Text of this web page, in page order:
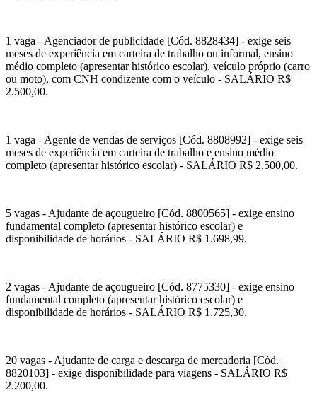
1 vaga - Agenciador de publicidade [Cód. 8828434] - exige seis
meses de experiência em carteira de trabalho ou informal, ensino
médio completo (apresentar histórico escolar), veículo próprio (carro
ou moto), com CNH condizente com o veículo - SALÁRIO R$
2.500,00.
1 vaga - Agente de vendas de serviços [Cód. 8808992] - exige seis
meses de experiência em carteira de trabalho e ensino médio
completo (apresentar histórico escolar) - SALÁRIO R$ 2.500,00.
5 vagas - Ajudante de açougueiro [Cód. 8800565] - exige ensino
fundamental completo (apresentar histórico escolar) e
disponibilidade de horários - SALÁRIO R$ 1.698,99.
2 vagas - Ajudante de açougueiro [Cód. 8775330] - exige ensino
fundamental completo (apresentar histórico escolar) e
disponibilidade de horários - SALÁRIO R$ 1.725,30.
20 vagas - Ajudante de carga e descarga de mercadoria [Cód.
8820103] - exige disponibilidade para viagens - SALÁRIO R$
2.200,00.